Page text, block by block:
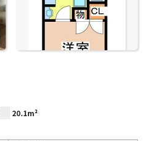
20.1m²